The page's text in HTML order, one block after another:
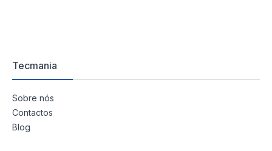
Tecmania
Sobre nós
Contactos
Blog